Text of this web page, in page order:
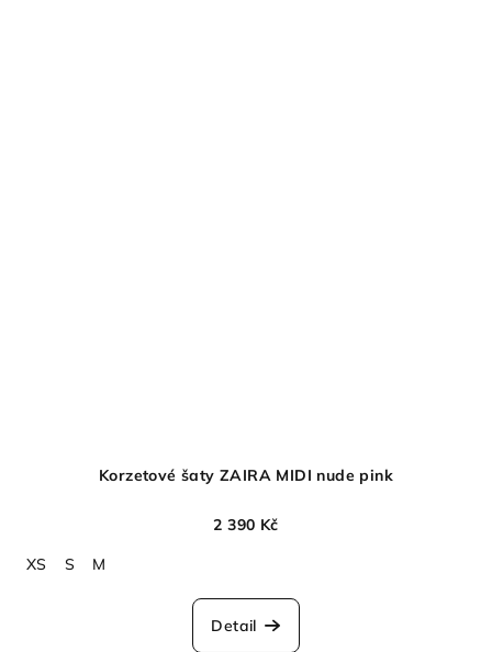
Korzetové šaty ZAIRA MIDI nude pink
2 390 Kč
XS
S M
Detail